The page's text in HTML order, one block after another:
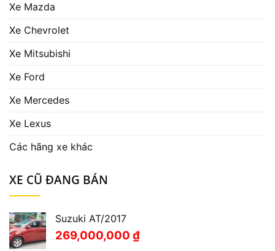
Xe Mazda
Xe Chevrolet
Xe Mitsubishi
Xe Ford
Xe Mercedes
Xe Lexus
Các hãng xe khác
XE CŨ ĐANG BÁN
Suzuki AT/2017
269,000,000 ₫